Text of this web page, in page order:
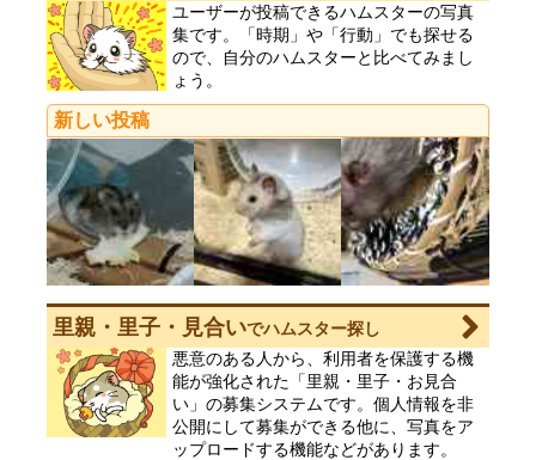
ユーザーが投稿できるハムスターの写真
集です。「時期」や「行動」でも探せる
ので、自分のハムスターと比べてみまし
ょう。
新しい投稿
里親・里子・見合いでハムスター探し
悪意のある人から、利用者を保護する機
能が強化された「里親・里子・お見合
い」の募集システムです。個人情報を非
公開にして募集ができる他に、写真をア
ップロードする機能などがあります。